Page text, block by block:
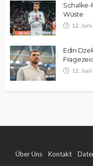
Schalke-
Wüste
12.
Edin
12.
Über Uns Kontakt